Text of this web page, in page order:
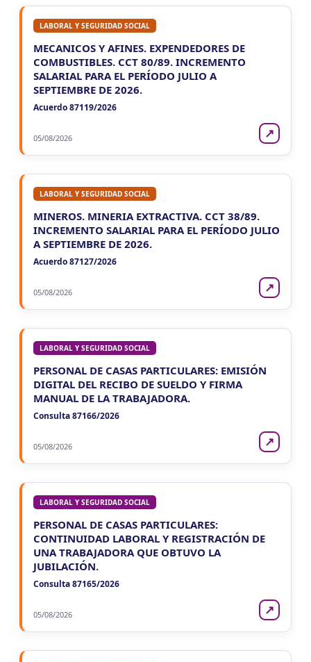
LABORAL Y SEGURIDAD SOCIAL
MECANICOS Y AFINES. EXPENDEDORES DE
COMBUSTIBLES. CCT 80/89. INCREMENTO
SALARIAL PARA EL PERÍODO JULIO A
SEPTIEMBRE DE 2026.
Acuerdo 87119/2026
05/08/2026 ↗
LABORAL Y SEGURIDAD SOCIAL
MINEROS. MINERIA EXTRACTIVA. CCT 38/89.
INCREMENTO SALARIAL PARA EL PERÍODO JULIO
A SEPTIEMBRE DE 2026.
Acuerdo 87127/2026
05/08/2026 ↗
LABORAL Y SEGURIDAD SOCIAL
PERSONAL DE CASAS PARTICULARES: EMISIÓN
DIGITAL DEL RECIBO DE SUELDO Y FIRMA
MANUAL DE LA TRABAJADORA.
Consulta 87166/2026
05/08/2026 ↗
LABORAL Y SEGURIDAD SOCIAL
PERSONAL DE CASAS PARTICULARES:
CONTINUIDAD LABORAL Y REGISTRACIÓN DE
UNA TRABAJADORA QUE OBTUVO LA
JUBILACIÓN.
Consulta 87165/2026
05/08/2026 ↗